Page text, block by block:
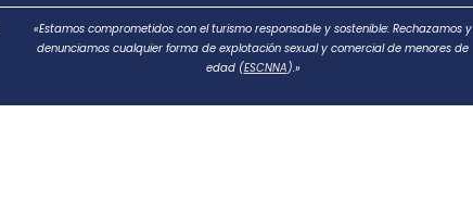
«Estamos comprometidos con el turismo responsable y sostenible: Rechazamos y
denunciamos cualquier forma de explotación sexual y comercial de menores de
edad (ESCNNA).»